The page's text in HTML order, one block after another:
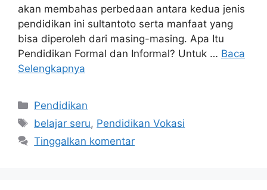
akan membahas perbedaan antara kedua jenis
pendidikan ini sultantoto serta manfaat yang
bisa diperoleh dari masing-masing. Apa Itu
Pendidikan Formal dan Informal? Untuk … Baca
Selengkapnya
Kategori
Pendidikan
Tag
belajar seru, Pendidikan Vokasi
Tinggalkan komentar